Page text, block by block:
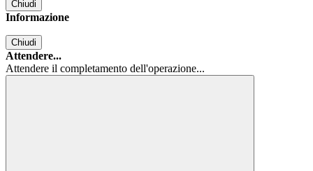
Chiudi
Informazione
Chiudi
Attendere...
Attendere il completamento dell'operazione...